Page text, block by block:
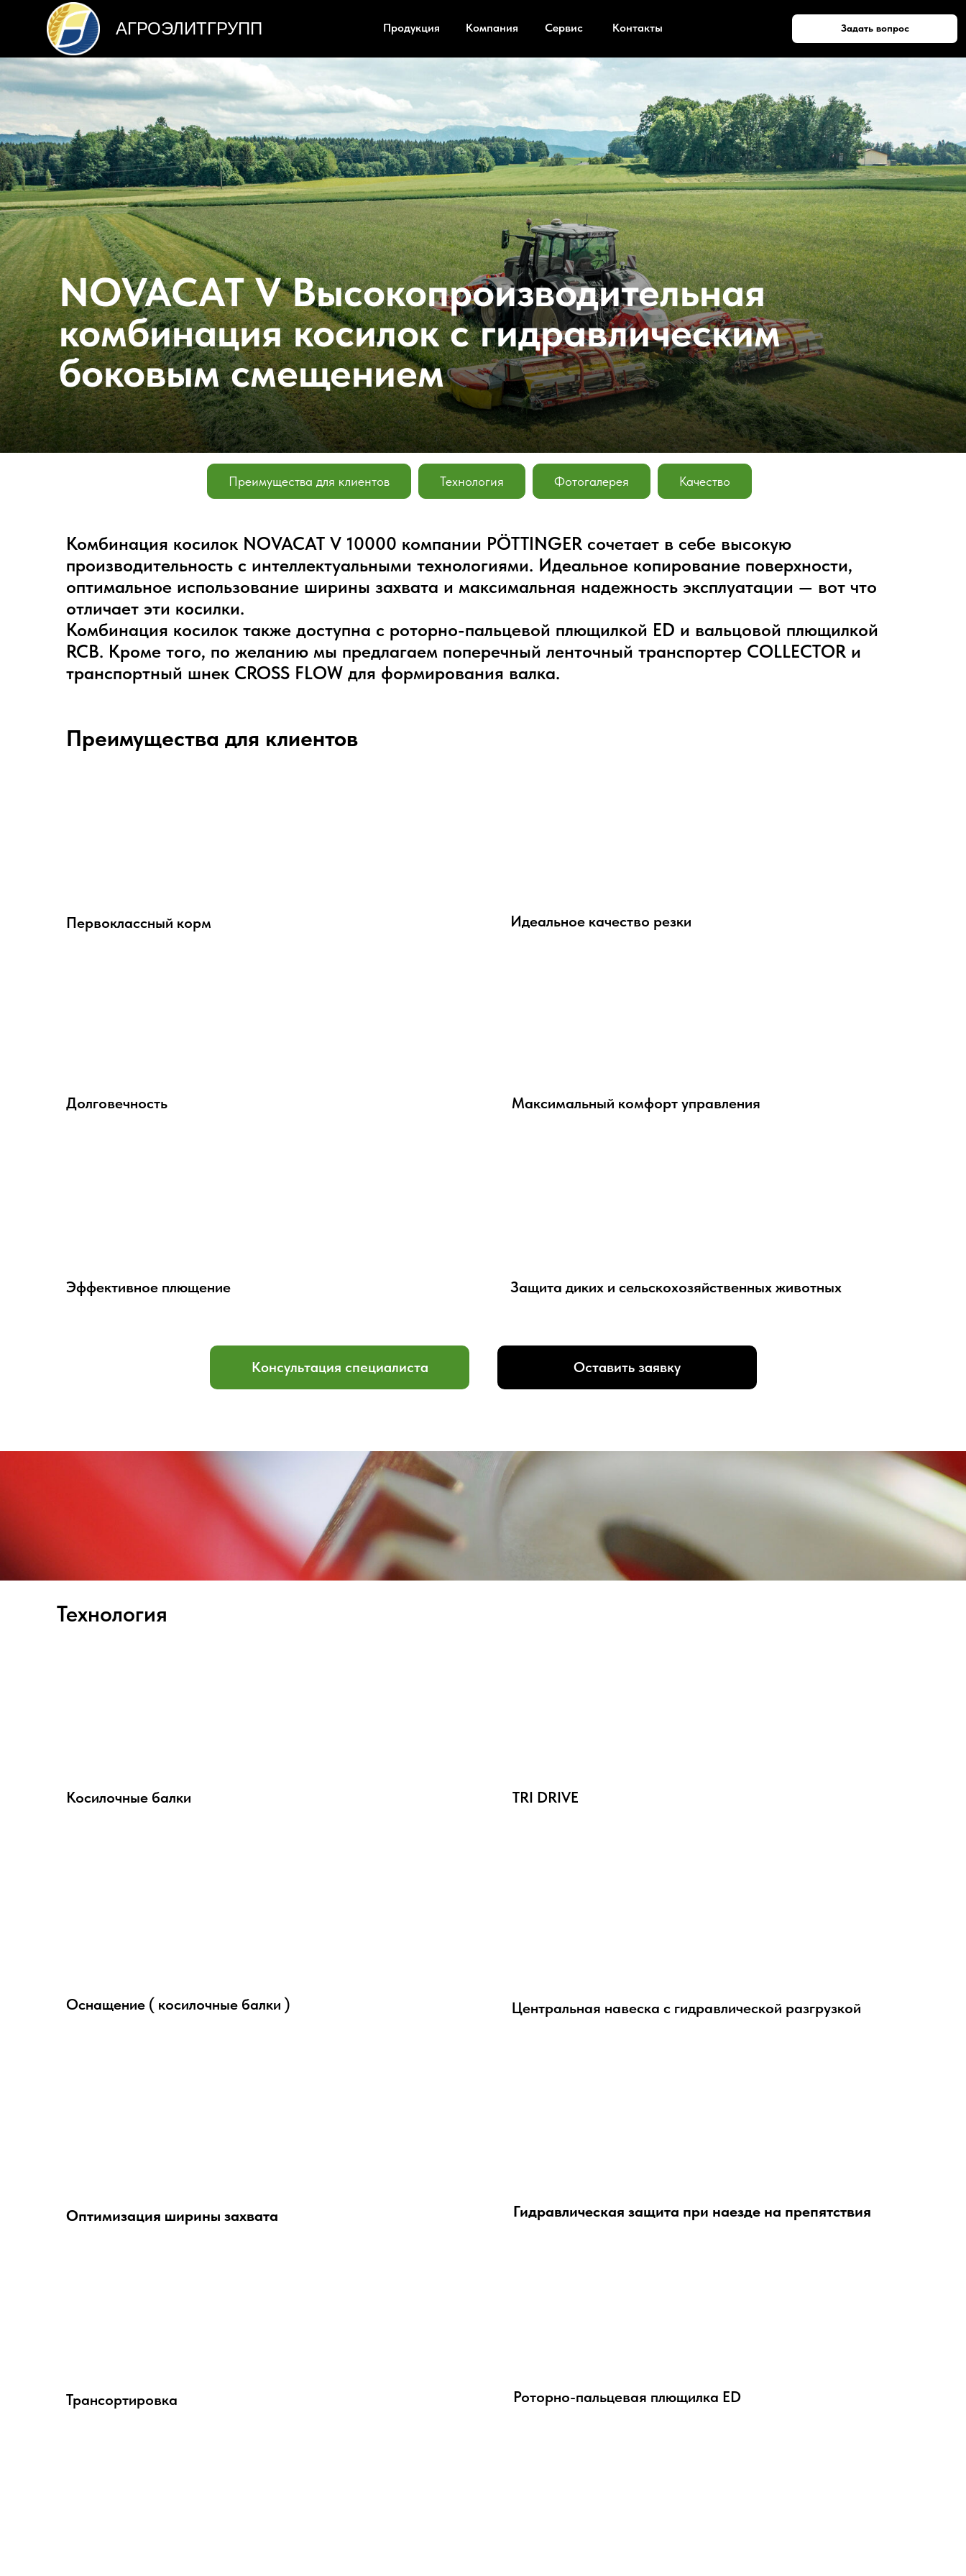
Продукция Компания Контакты
Сервис
АГРОЭЛИТГРУПП Задать вопрос
NOVACAT V Высокопроизводительная
комбинация косилок с гидравлическим
боковым смещением
Преимущества для клиентов Технология Фотогалерея Качество
Комбинация косилок NOVACAT V 10000 компании PÖTTINGER сочетает в себе высокую
производительность с интеллектуальными технологиями. Идеальное копирование поверхности,
оптимальное использование ширины захвата и максимальная надежность эксплуатации — вот что
отличает эти косилки.
Комбинация косилок также доступна с роторно-пальцевой плющилкой ED и вальцовой плющилкой
RCB. Кроме того, по желанию мы предлагаем поперечный ленточный транспортер COLLECTOR и
транспортный шнек CROSS FLOW для формирования валка.
Первоклассный корм Идеальное качество резки
Преимущества для клиентов
Защита диких и сельскохозяйственных животных
Максимальный комфорт управления
Консультация специалиста Оставить заявку
Долговечность
Эффективное плющение
Технология
Косилочные балки TRI DRIVE
Оснащение ( косилочные балки )
Роторно-пальцевая плющилка ED
Центральная навеска с гидравлической разгрузкой
Гидравлическая защита при наезде на препятствия
Трансортировка
Оптимизация ширины захвата